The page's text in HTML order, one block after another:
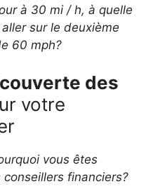
à 30 mi / h, à quelle
sur le deuxième
60 mph?
des
votre
vous êtes
financiers?